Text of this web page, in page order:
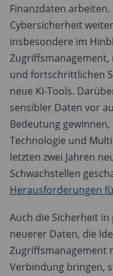
Finanzdaten arbeiten.
Cybersicherheit
insbesondere im
und fortschrittlichen
neue KI-Tools.
sensibler Daten vor
Bedeutung
Technologie und
letzten zwei Jahren
Schwachstellen
Herausforderungen
Auch die Sicherheit
neuerer Daten, die
Zugriffsmanagement
Verbindung bringen,